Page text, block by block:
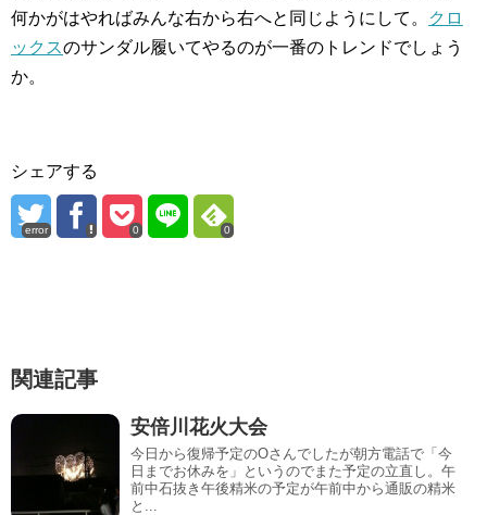
何かがはやればみんな右から右へと同じようにして。
クロ
ックスのサンダル履いてやるのが一番のトレンドでしょう
か。
シェアする
error 0 0
関連記事
安倍川花火大会
今日から復帰予定のOさんでしたが朝方電話で「今
日までお休みを」というのでまた予定の立直し。午
前中石抜き午後精米の予定が午前中から通販の精米
と...